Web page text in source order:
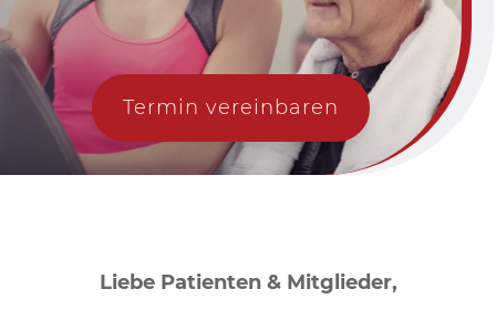
Termin vereinbaren
Liebe Patienten & Mitglieder,